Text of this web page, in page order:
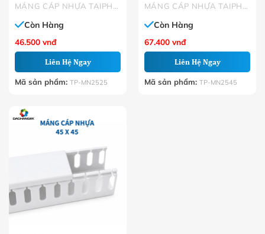
Còn Hàng
46.500 vnđ
Liên Hệ Ngay
Mã sản phẩm: TP-MN2525
Còn Hàng
67.400 vnđ
Liên Hệ Ngay
Mã sản phẩm: TP-MN2545